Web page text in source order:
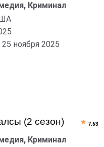
Криминал
25 ноября 2025
(2 сезон)
Криминал
7.63